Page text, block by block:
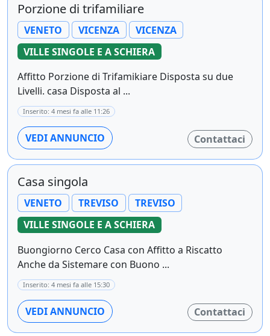
Porzione di trifamiliare
VENETO VICENZA
VICENZA
VILLE SINGOLE E A SCHIERA
Affitto Porzione di Trifamikiare Disposta su due
Livelli. casa Disposta al ...
Inserito: 4 mesi fa alle 11:26
VEDI ANNUNCIO Contattaci
Casa singola
VENETO TREVISO
TREVISO
VILLE SINGOLE E A SCHIERA
Buongiorno Cerco Casa con Affitto a Riscatto
Anche da Sistemare con Buono ...
Inserito: 4 mesi fa alle 15:30
VEDI ANNUNCIO Contattaci